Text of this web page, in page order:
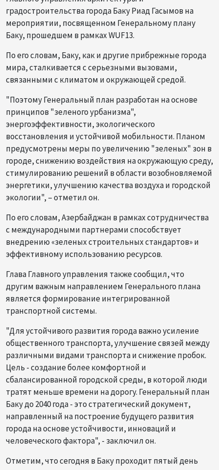
градостроительства города Баку Риад Гасымов на
мероприятии, посвященном Генеральному плану
Баку, прошедшем в рамках WUF13.
По его словам, Баку, как и другие прибрежные города
мира, сталкивается с серьезными вызовами,
связанными с климатом и окружающей средой.
"Поэтому Генеральный план разработан на основе
принципов "зеленого урбанизма",
энергоэффективности, экологического
восстановления и устойчивой мобильности. Планом
предусмотрены меры по увеличению "зеленых" зон в
городе, снижению воздействия на окружающую среду,
стимулированию решений в области возобновляемой
энергетики, улучшению качества воздуха и городской
экологии", – отметил он.
По его словам, Азербайджан в рамках сотрудничества
с международными партнерами способствует
внедрению «зеленых строительных стандартов» и
эффективному использованию ресурсов.
Глава Главного управления также сообщил, что
другим важным направлением Генерального плана
является формирование интегрированной
транспортной системы.
"Для устойчивого развития города важно усиление
общественного транспорта, улучшение связей между
различными видами транспорта и снижение пробок.
Цель - создание более комфортной и
сбалансированной городской среды, в которой люди
тратят меньше времени на дорогу. Генеральный план
Баку до 2040 года - это стратегический документ,
направленный на построение будущего развития
города на основе устойчивости, инноваций и
человеческого фактора", - заключил он.
Отметим, что сегодня в Баку проходит пятый день